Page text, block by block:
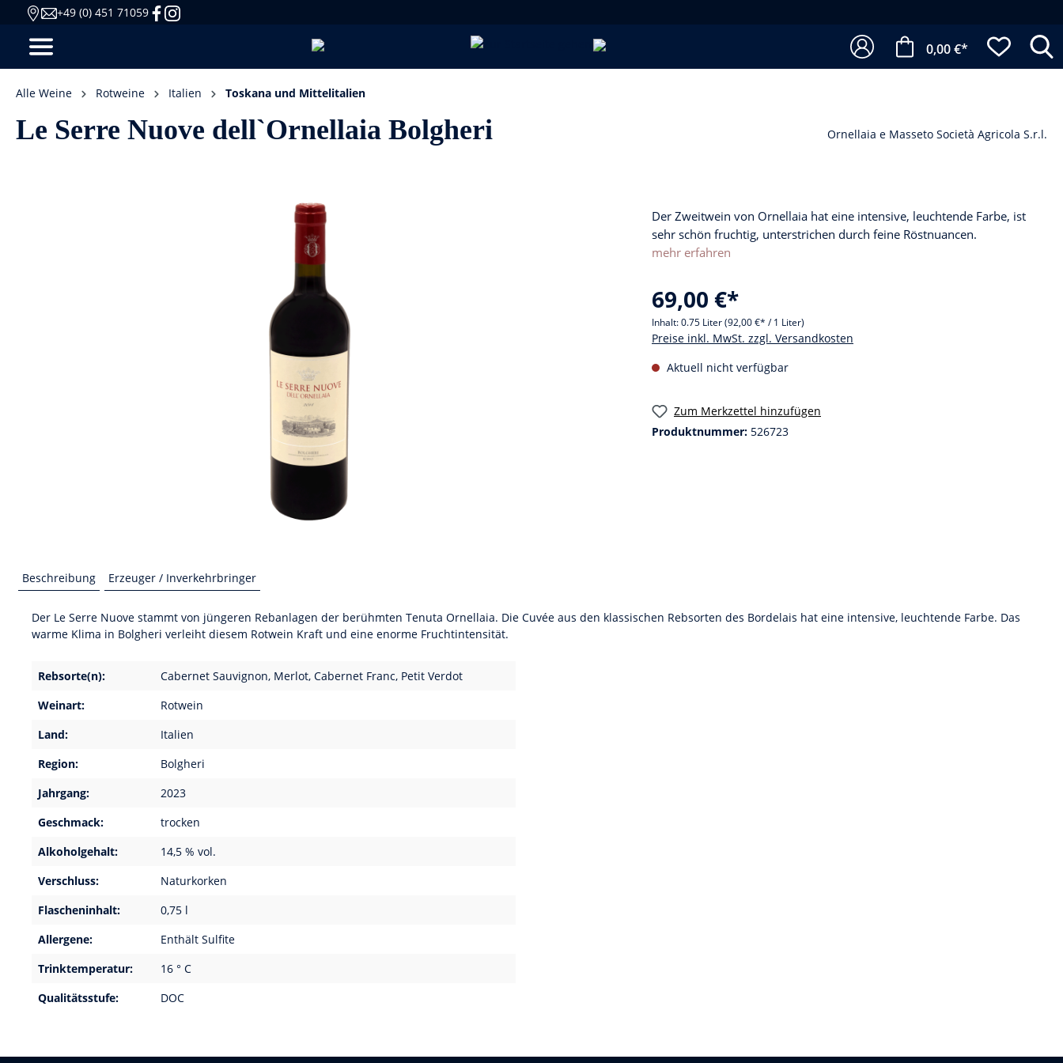
+49 (0) 451 71059
0,00 €*
Alle Weine Rotweine Italien Toskana und Mittelitalien
Le Serre Nuove dell`Ornellaia Bolgheri Ornellaia e Masseto Società Agricola S.r.l.
Der Zweitwein von Ornellaia hat eine intensive, leuchtende Farbe, ist
sehr schön fruchtig, unterstrichen durch feine Röstnuancen.
mehr erfahren
69,00 €*
Inhalt:0.75 Liter(92,00 €* / 1 Liter)
Preise inkl. MwSt. zzgl. Versandkosten
Aktuell nicht verfügbar
Zum Merkzettel hinzufügen
Produktnummer: 526723
Beschreibung Erzeuger / Inverkehrbringer
Der Le Serre Nuove stammt von jüngeren Rebanlagen der berühmten Tenuta Ornellaia. Die Cuvée aus den klassischen Rebsorten des Bordelais hat eine intensive, leuchtende Farbe. Das
warme Klima in Bolgheri verleiht diesem Rotwein Kraft und eine enorme Fruchtintensität.
Rebsorte(n):
Cabernet Sauvignon, Merlot, Cabernet Franc, Petit Verdot
Weinart:
Rotwein
Land:
Italien
Region:
Bolgheri
Jahrgang:
2023
Geschmack:
trocken
Alkoholgehalt:
14,5 % vol.
Verschluss:
Naturkorken
Flascheninhalt:
0,75 l
Allergene:
Enthält Sulfite
Trinktemperatur:
16 ° C
Qualitätsstufe:
DOC